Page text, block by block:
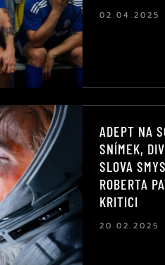
02.04.2025
ADEPT NA
SNÍMEK,
SLOVA
ROBERTA
KRITICI
20.02.2025